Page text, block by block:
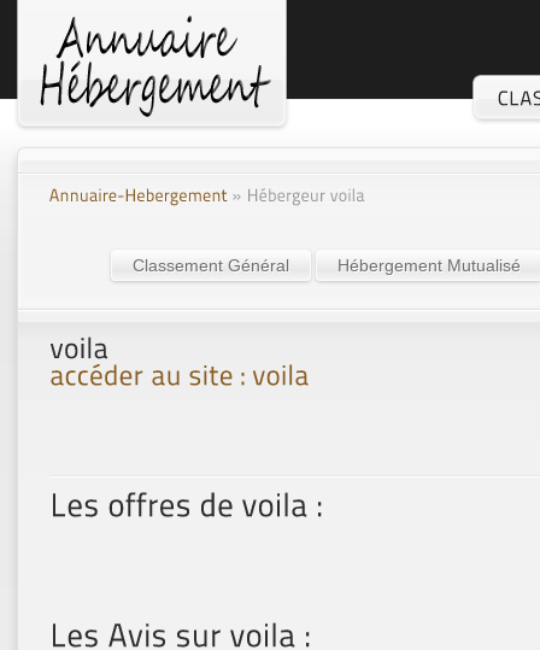
Classement Général Hébergement Mutualisé